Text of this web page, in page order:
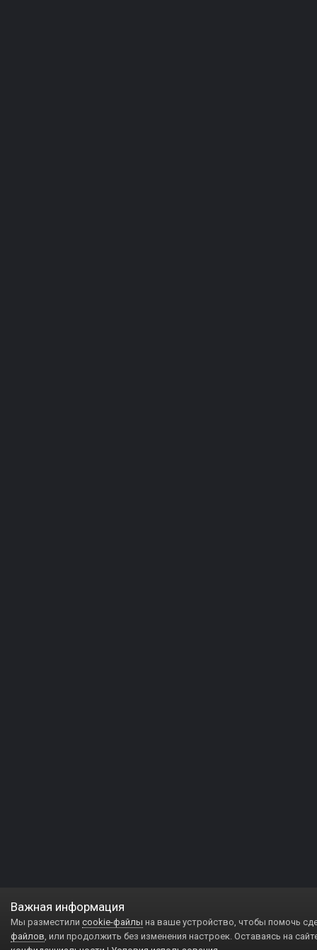
Важная информация
Мы разместили cookie-файлы на ваше устройство, чтобы помочь
файлов, или продолжить без изменения настроек. Оставаясь на